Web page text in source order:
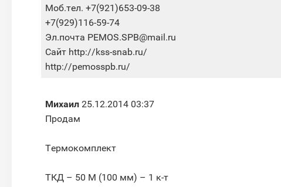
Моб.тел. +7(921)653-09-38
+7(929)116-59-74
Эл.почта PEMOS.SPB@mail.ru
Сайт http://kss-snab.ru/
http://pemosspb.ru/
Михаил 25.12.2014 03:37
Продам
Термокомплект
ТКД – 50 М (100 мм) – 1 к-т